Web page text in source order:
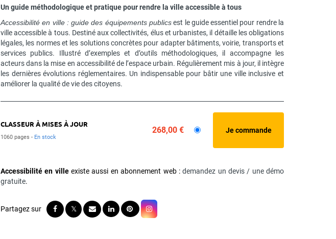
Un guide méthodologique et pratique pour rendre la ville accessible à tous
Accessibilité en ville : guide des équipements publicsest le guide essentiel pour rendre la
ville accessible à tous. Destiné aux collectivités, élus et urbanistes, il détaille les obligations
légales, les normes et les solutions concrètes pour adapter bâtiments, voirie, transports et
services publics. Illustré d’exemples et d’outils méthodologiques, il accompagne les
acteurs dans la mise en accessibilité de l’espace urbain. Régulièrement mis à jour, il intègre
les dernières évolutions réglementaires. Un indispensable pour bâtir une ville inclusive et
améliorer la qualité de vie des citoyens.
CLASSEUR À MISES À JOUR
1060 pages En stock
268,00 €
Accessibilité en villeexiste aussi en abonnement web :demandez un devis / une démo
gratuite.